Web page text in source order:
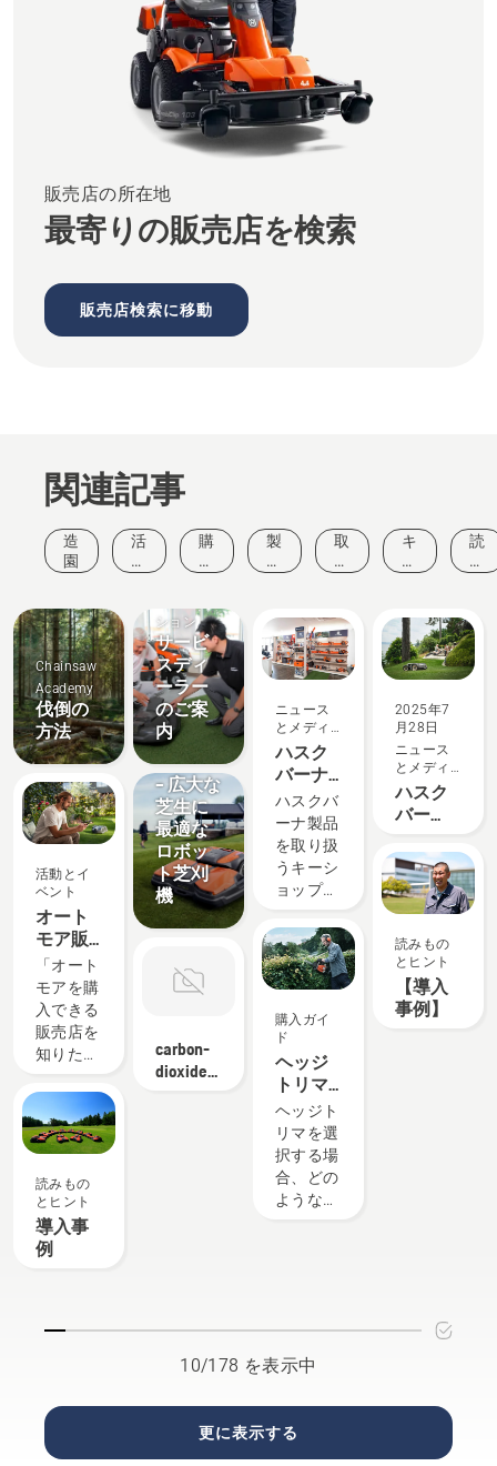
販売店の所在地
最寄りの販売店を検索
販売店検索に移動
関連記事
造
園
活
動
ベ
ン
ト
購
入
ド
製
品
ノ
ベ
ー
シ
ョ
ン
取
扱
法
と
手
引
キ
ャ
ー
ン
読
み
と
ヒ
ン
ト
Chainsaw
Academy
伐倒の
方法
活動とイ
ベント
オート
モア販
売店・
稼働場
所リス
ト
「オート
モアを購
入できる
販売店を
知りた
ートモア
が実際に
動いてい
を見てみ
たい」
「導入で
きるか相
当社が認
ートモア
読みもの
とヒント
導入事
例
ション
サービ
スディ
ーラー
のご案
内
製品とイ
ノベーシ
ョン
CEORA™
– 広大な
芝生に
最適な
ロボッ
ト芝刈
機
carbon-
dioxide-
ニュース
とメディ
ア
ハスク
バーナ
キーシ
ョップ
一覧
ハスクバ
ーナ製品
を取り扱
うキーシ
ョップで
なライン
ナップと
専門知識
に、お客
様にぴっ
たりの商
品選びと
サポート
をご提供
していま
す。 商
品の品揃
ーズに合
わせた提
案が魅力
「Brand
Shop」、
購入ガイ
ド
ヘッジ
トリマ
購入時
の考慮
点
ヘッジト
リマを選
択する場
合、どの
ような作
込みを行
う垣根は
高いです
ですか、
長いです
2025年7
月28日
ニュース
とメディ
ア
ハスク
バー
ートモ
ア認定
代理店
読みもの
とヒント
【導入
事例】
10/178 を表示中
更に表示する